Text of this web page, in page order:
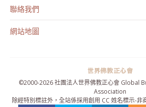
聯絡我們
網站地圖
©2000-2026 社團法人世界佛教正心會 Global
Association
除經特別標註外，全站係採用創用 CC 姓名標示-非